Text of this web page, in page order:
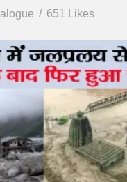
651 Likes